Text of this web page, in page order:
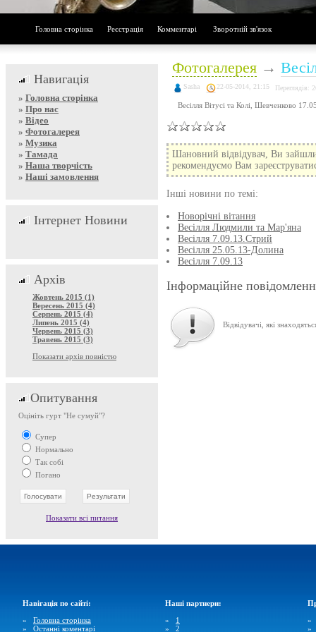
Головна сторінка Реєстрація Комментарі Зворотній зв'язок
Навигація
» Головна сторінка
» Про нас
» Відео
» Фотогалерея
» Музика
» Тамада
» Наша творчість
» Наші замовлення
Інтернет Новини
Архів
Жовтень 2015 (1)
Вересень 2015 (4)
Серпень 2015 (4)
Липень 2015 (4)
Червень 2015 (3)
Травень 2015 (3)
Показати архів повністю
Опитування
Оцініть гурт "Не сумуй"?
Супер
Нормально
Так собі
Погано
Показати всі питання
Фотогалерея →
Sasha 22-05-2014, 21:15 Переглядів:
Весілля Вітусі та Колі, Шевченково
Шановний відвідувач, Ви
рекомендуємо Вам
Інші новини по темі:
Новорічні вітання
Весілля Людмили та Мар'яна
Весілля 7.09.13.Стрий
Весілля 25.05.13-Долина
Весілля 7.09.13
Інформаційне
Відвідувачі, які
Навігація по сайті:
» Головна сторінка
» Останні коментарі
Наші партнери:
» 1
» 2